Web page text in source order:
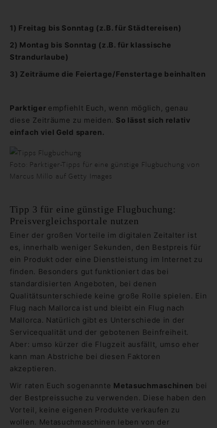
1) Freitag bis Sonntag (z.B. für Städtereisen)
2) Montag bis Sonntag (z.B. für klassische
Strandurlaube)
3) Zeiträume die Feiertage/Fenstertage beinhalten
Parktiger empfiehlt Euch, wenn möglich, genau
diese Zeiträume zu meiden. So lässt sich relativ
einfach viel Geld sparen.
Foto: Parktiger-Tipps für eine günstige Flugbuchung von
Marcus Millo auf Getty Images
Tipp 3 für eine günstige Flugbuchung:
Preisvergleichsportale nutzen
Einer der großen Vorteile im digitalen Zeitalter ist
es, innerhalb weniger Sekunden, den Bestpreis für
ein Produkt oder eine Dienstleistung im Internet zu
finden. Besonders gut funktioniert das bei
standardisierten Angeboten, bei denen
Qualitätsunterschiede keine große Rolle spielen. Ein
Flug nach Mallorca ist und bleibt ein Flug nach
Mallorca. Natürlich gibt es Unterschiede in der
Servicequalität und der gebotenen Beinfreiheit.
Aber: umso kürzer die Flugzeit ausfällt, umso eher
kann man Abstriche bei diesen Faktoren
akzeptieren.
Wir raten Euch sogenannte Metasuchmaschinen bei
der Bestpreissuche zu verwenden. Diese haben den
Vorteil, keine eigenen Produkte verkaufen zu
wollen. Metasuchmaschinen leben von der